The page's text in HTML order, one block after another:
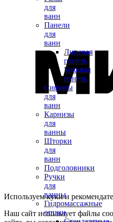
для
ванн
Панели
для
ванн
Лицевая
панель
Боковая
панель
Сифоны
для
ванн
Карнизы
для
ванны
Шторки
для
ванн
Подголовники
Ручки
для
ванны
Гидромассажные
опции
Используем куки и
Наш сайт использует файлы